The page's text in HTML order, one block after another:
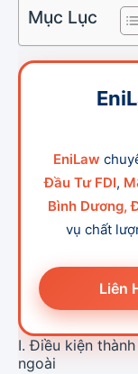
Mục Lục
EniLaw
Đầu Tư FDI,
Bình Dương,
vụ chất
Liên
I. Điều kiện
ngoài